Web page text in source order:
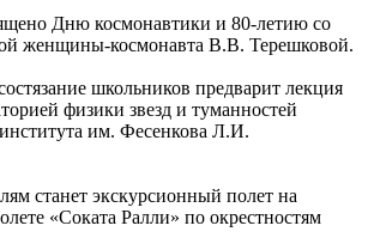
Дню космонавтики и 80-летию со
женщины-космонавта В.В. Терешковой.
школьников предварит лекция
физики звезд и туманностей
им. Фесенкова Л.И.
станет экскурсионный полет на
«Соката Ралли» по окрестностям